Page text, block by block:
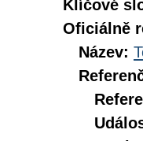
Klíčové
Oficiálně
Název: